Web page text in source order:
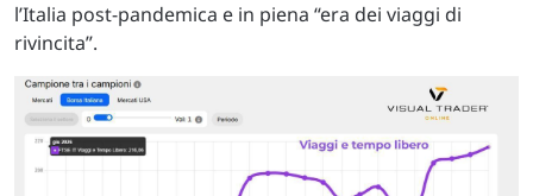
l’Italia post-pandemica e in piena “era dei viaggi di
rivincita”.